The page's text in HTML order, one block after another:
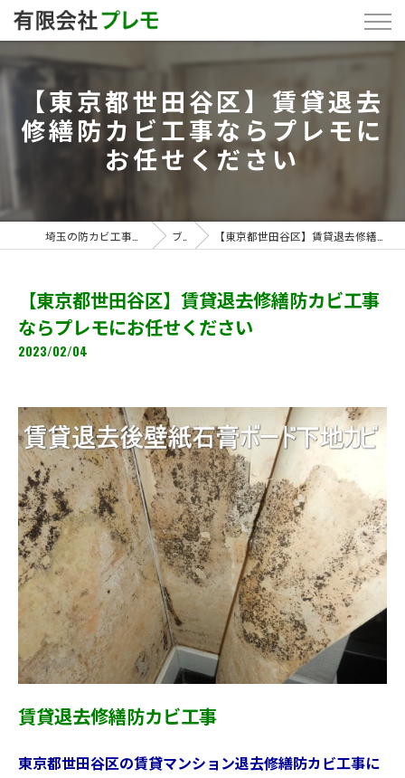
【東京都世田谷区】賃貸退去
修繕防カビ工事ならプレモに
お任せください
ブログ 【東京都世田谷区】賃貸退去修繕防カビ工事ならプレモにお任せください
【東京都世田谷区】賃貸退去修繕防カビ工事
ならプレモにお任せください
2023/02/04
賃貸退去修繕防カビ工事
東京都世田谷区の賃貸マンション退去修繕防カビ工事に